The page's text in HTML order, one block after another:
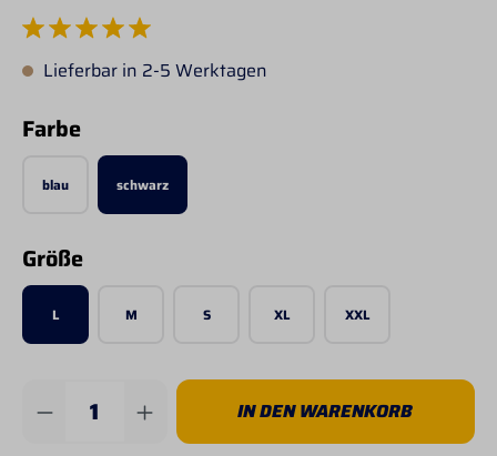
Durchschnittliche Bewertung von 5 von 5 Sternen
Lieferbar in 2-5 Werktagen
Farbeauswählen
blau schwarz
Größeauswählen
L M S XL XXL
Produkt Anzahl: Gib den gewünschten
IN DEN WARENKORB